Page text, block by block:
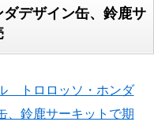
デザイン缶、鈴鹿サ
トロロッソ・ホンダ
、鈴鹿サーキットで期